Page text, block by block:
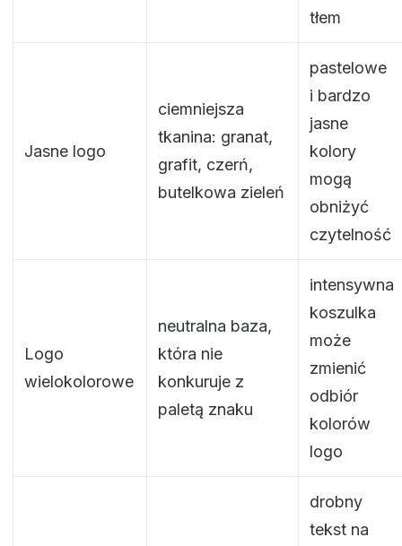
tłem
Jasne logo
ciemniejsza
tkanina: granat,
grafit, czerń,
butelkowa zieleń
pastelowe
i bardzo
jasne
kolory
mogą
obniżyć
czytelność
Logo
wielokolorowe
neutralna baza,
która nie
konkuruje z
paletą znaku
intensywna
koszulka
może
zmienić
odbiór
kolorów
logo
drobny
tekst na